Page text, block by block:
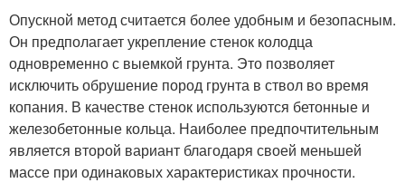
Опускной метод считается более удобным и безопасным.
Он предполагает укрепление стенок колодца
одновременно с выемкой грунта. Это позволяет
исключить обрушение пород грунта в ствол во время
копания. В качестве стенок используются бетонные и
железобетонные кольца. Наиболее предпочтительным
является второй вариант благодаря своей меньшей
массе при одинаковых характеристиках прочности.